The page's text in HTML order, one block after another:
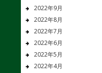
2022年9月
2022年8月
2022年7月
2022年6月
2022年5月
2022年4月